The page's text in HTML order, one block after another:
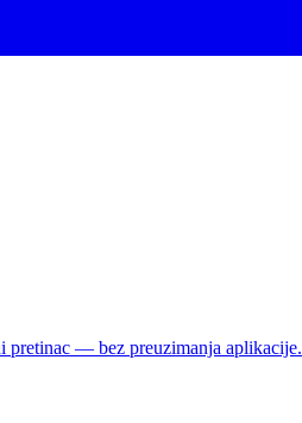
pretinac — bez preuzimanja aplikacije.